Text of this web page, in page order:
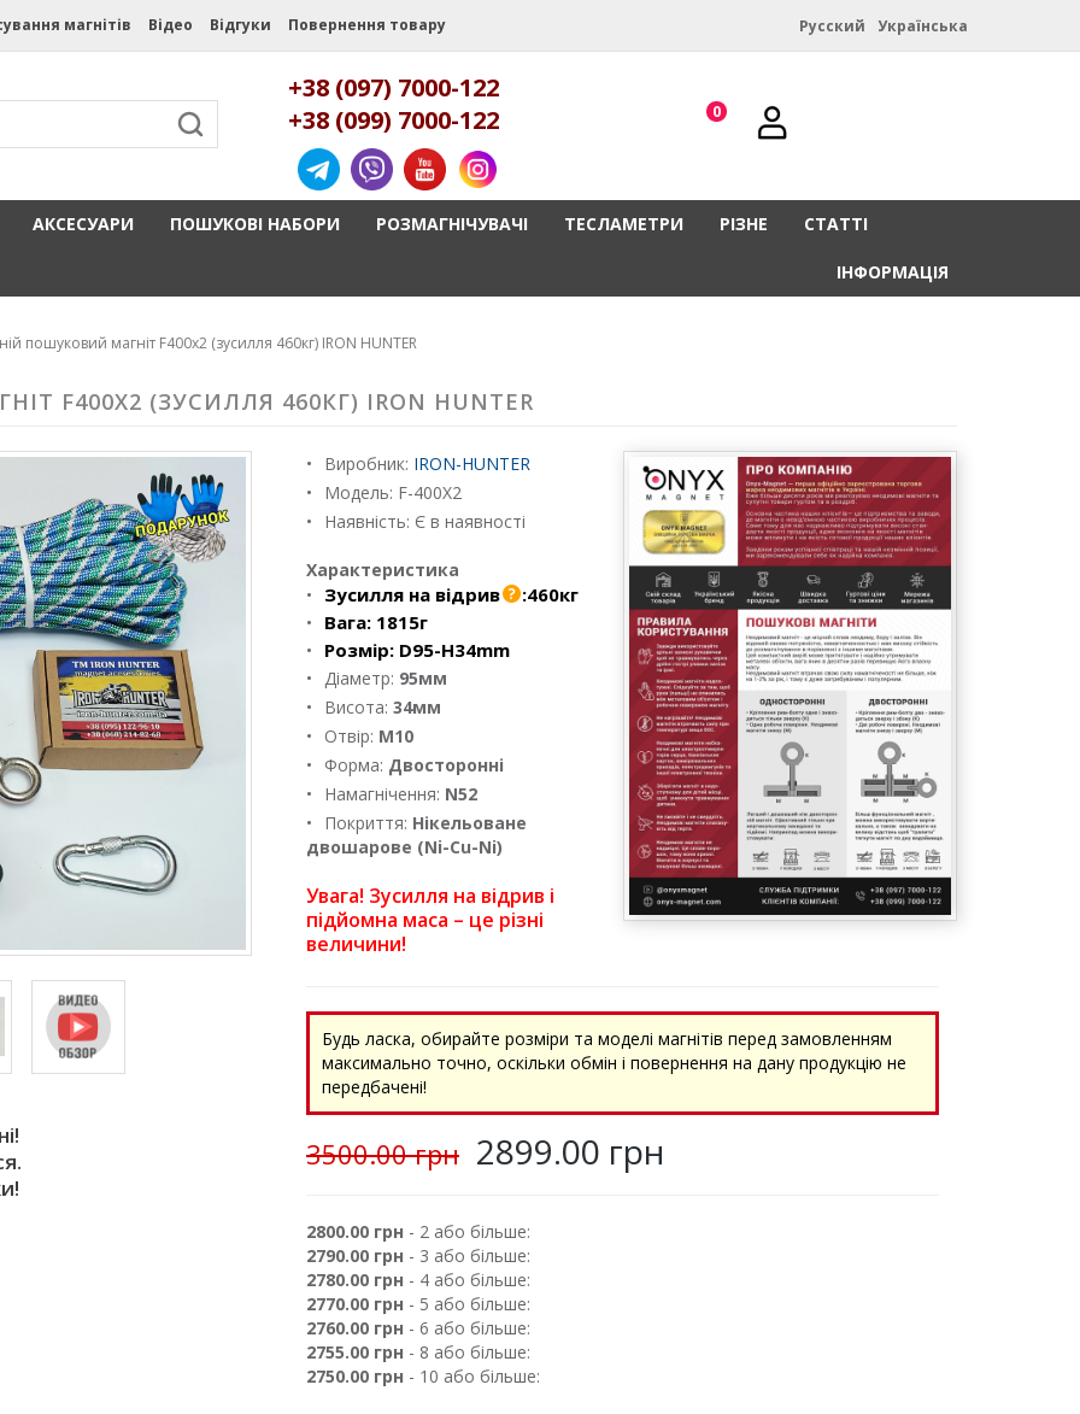
магнітів Відео Відгуки Повернення товару Русский Українська
+38 (097) 7000-122
+38 (099) 7000-122
0
АКСЕСУАРИ ПОШУКОВІ НАБОРИ РОЗМАГНІЧУВАЧІ ТЕСЛАМЕТРИ РІЗНЕ СТАТТІ
ІНФОРМАЦІЯ
пошуковий магніт F400x2 (зусилля 460кг) IRON HUNTER
F400X2 (ЗУСИЛЛЯ 460КГ) IRON HUNTER
Виробник: IRON-HUNTER
Модель: F-400X2
Наявність: Є в наявності
Характеристика
Зусилля на відрив :460кг
Вага: 1815г
Розмір: D95-H34mm
Діаметр: 95мм
Висота: 34мм
Отвір: M10
Форма: Двосторонні
Намагнічення: N52
Покриття: Нікельоване
двошарове (Ni-Cu-Ni)
Увага! Зусилля на відрив і
підйомна маса – це різні
величини!
Будь ласка, обирайте розміри та моделі магнітів перед замовленням
максимально точно, оскільки обмін і повернення на дану продукцію не
передбачені!
3500.00 грн 2899.00 грн
2800.00 грн - 2 або більше:
2790.00 грн - 3 або більше:
2780.00 грн - 4 або більше:
2770.00 грн - 5 або більше:
2760.00 грн - 6 або більше:
2755.00 грн - 8 або більше:
2750.00 грн - 10 або більше: